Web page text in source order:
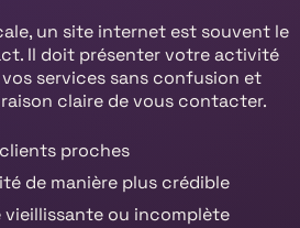
un site internet est souvent le
Il doit présenter votre activité
services sans confusion et
claire de vous contacter.
proches
de manière plus crédible
vieillissante ou incomplète